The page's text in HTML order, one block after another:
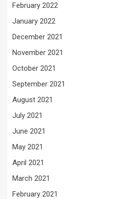
February 2022
January 2022
December 2021
November 2021
October 2021
September 2021
August 2021
July 2021
June 2021
May 2021
April 2021
March 2021
February 2021